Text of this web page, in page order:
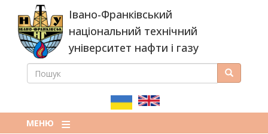
основного
вмісту
Івано-Франківський
національний технічний
університет нафти і газу
ПОШУКОВА
ПОШУК Пошук
МЕНЮ